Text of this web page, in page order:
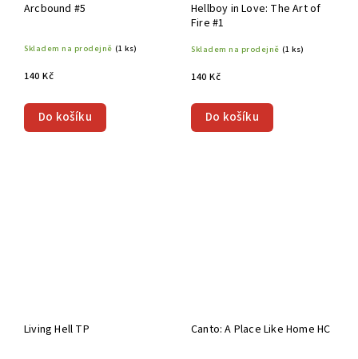
Arcbound #5
Skladem na prodejně (1 ks)
140 Kč
Do košíku
Hellboy in Love: The Art of
Fire #1
Skladem na prodejně (1 ks)
140 Kč
Do košíku
Living Hell TP Canto: A Place Like Home HC